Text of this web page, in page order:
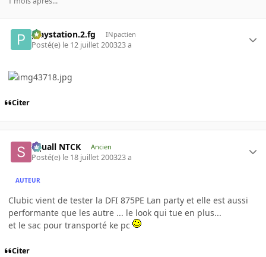
playstation.2.fg INpactien
Posté(e) le 12 juillet 200323 a
Citer
Squall NTCK Ancien
Posté(e) le 18 juillet 200323 a
AUTEUR
Clubic vient de tester la DFI 875PE Lan party et elle est aussi
performante que les autre ... le look qui tue en plus...
et le sac pour transporté ke pc
Citer